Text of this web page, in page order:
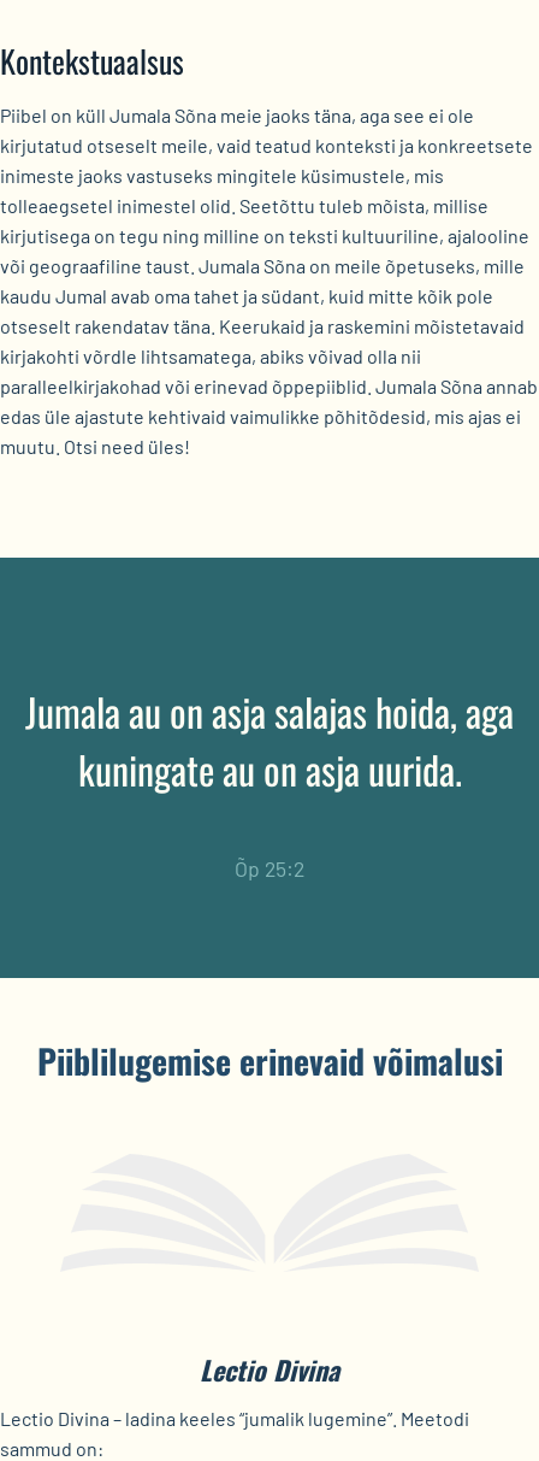
Kontekstuaalsus
Piibel on küll Jumala Sõna meie jaoks täna, aga see ei ole
kirjutatud otseselt meile, vaid teatud konteksti ja konkreetsete
inimeste jaoks vastuseks mingitele küsimustele, mis
tolleaegsetel inimestel olid. Seetõttu tuleb mõista, millise
kirjutisega on tegu ning milline on teksti kultuuriline, ajalooline
või geograafiline taust. Jumala Sõna on meile õpetuseks, mille
kaudu Jumal avab oma tahet ja südant, kuid mitte kõik pole
otseselt rakendatav täna. Keerukaid ja raskemini mõistetavaid
kirjakohti võrdle lihtsamatega, abiks võivad olla nii
paralleelkirjakohad või erinevad õppepiiblid. Jumala Sõna annab
edas üle ajastute kehtivaid vaimulikke põhitõdesid, mis ajas ei
muutu. Otsi need üles!
Jumala au on asja salajas hoida, aga
kuningate au on asja uurida.
Õp 25:2
Piiblilugemise erinevaid võimalusi
Lectio Divina
Lectio Divina – ladina keeles “jumalik lugemine”. Meetodi
sammud on: